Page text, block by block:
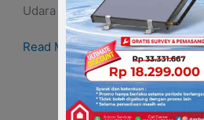
Udara hangat dan garam
Read More »